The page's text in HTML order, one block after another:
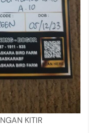
KITIR